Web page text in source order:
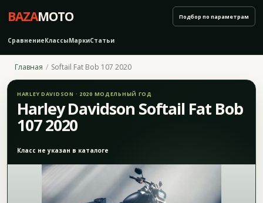
BAZAMOTO
СравнениеКлассыМаркиСтатьи
Подбор по параметрам
Главная Softail Fat Bob 107 2020
HARLEY DAVIDSON · 2020 МОДЕЛЬНЫЙ ГОД
Harley Davidson Softail Fat Bob
107 2020
Класс не указан в каталоге